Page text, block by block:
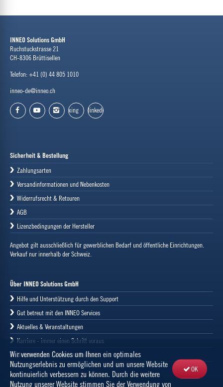
INNEO Solutions GmbH
Ruchstuckstrasse 21
CH-8306 Brüttisellen
Telefon: +41 (0) 44 805 1010
inneo-de@inneo.ch
xing linkedin
Sicherheit & Bestellung
Zahlungsarten
Versandinformationen und Nebenkosten
Widerrufsrecht & Retouren
AGB
Lizenzbedingungen der Hersteller
Angebot gilt ausschließlich für gewerblichen Bedarf und öffentliche Einrichtungen.
Verkauf nur innerhalb der Schweiz.
Über INNEO Solutions GmbH
Hilfe und Unterstützung durch den Support
Gut betreut mit den INNEO Services
Aktuelles & Veranstaltungen
Karriere - immer einen Schritt voraus
Unternehmen, Zahlen und Fakten
Wir verwenden Cookies um Ihnen ein optimales
Nutzungserlebnis zu ermöglichen und um unsere Website
kontinuierlich verbessern zu können. Durch die weitere
Nutzung unserer Website stimmen Sie der Verwendung von
OK